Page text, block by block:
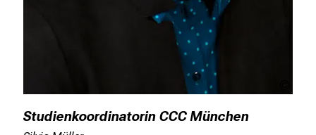
Studienkoordinatorin CCC München